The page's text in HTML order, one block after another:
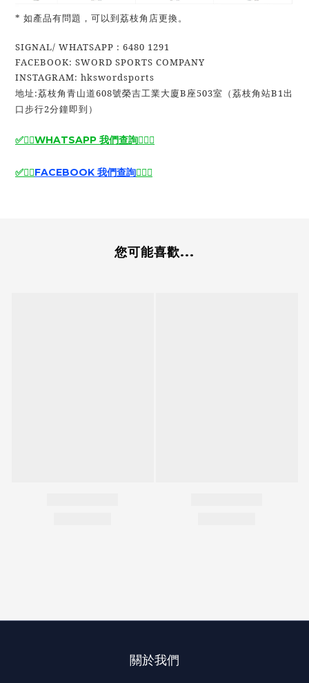
* 如產品有問題，可以到荔枝角店更換。
SIGNAL/ WHATSAPP : 6480 1291
FACEBOOK: SWORD SPORTS COMPANY
INSTAGRAM: hkswordsports
地址:荔枝角青山道608號榮吉工業大廈B座503室（荔枝角站B1出
口步行2分鐘即到）
✅🙆‍♂️WHATSAPP 我們查詢🙆‍♂️✅
✅🙆‍♂️FACEBOOK 我們查詢🙆‍♂️✅
您可能喜歡...
關於我們